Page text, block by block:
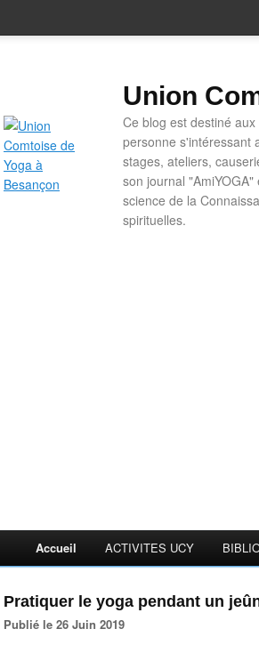
Union
Ce blog est destiné
personne s'intéressant
stages, ateliers,
son journal
science de la
spirituelles.
Accueil ACTIVITES UCY
Pratiquer le yoga pendant un
Publié le 26 Juin 2019